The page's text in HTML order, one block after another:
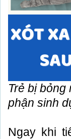
Trẻ bị
phận sinh
Ngay khi